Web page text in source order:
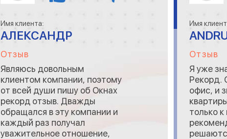
Имя клиента:
АЛЕКСАНДР
Отзыв
Являюсь довольным
клиентом компании, поэтому
от всей души пишу об Окнах
рекорд отзыв. Дважды
обращался в эту компании и
каждый раз получал
уважительное отношение,
Имя
Отзыв
Я уже
Рекорд.
офис, и
только